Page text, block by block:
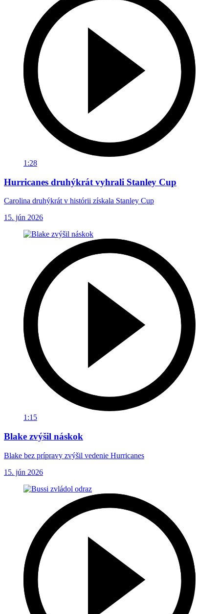
1:28
Hurricanes druhýkrát vyhrali Stanley Cup
Carolina druhýkrát v histórii získala Stanley Cup
15. jún 2026
1:15
Blake zvýšil náskok
Blake bez prípravy zvýšil vedenie Hurricanes
15. jún 2026